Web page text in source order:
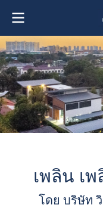
เพลิน เ
โดย บริษัท วิ